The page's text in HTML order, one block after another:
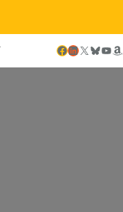
Facebook LinkedIn X Bluesky YouTube Amazon